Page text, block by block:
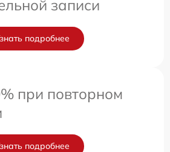
записи
подробнее
при повторном
подробнее